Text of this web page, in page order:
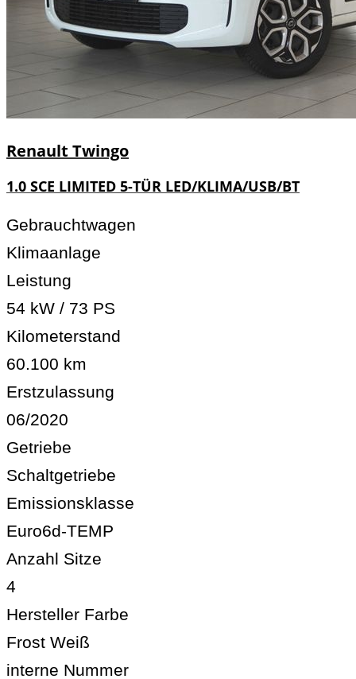
Renault Twingo
1.0 SCE LIMITED 5-TÜR LED/KLIMA/USB/BT
Gebrauchtwagen
Klimaanlage
Leistung
54 kW / 73 PS
Kilometerstand
60.100 km
Erstzulassung
06/2020
Getriebe
Schaltgetriebe
Emissionsklasse
Euro6d-TEMP
Anzahl Sitze
4
Hersteller Farbe
Frost Weiß
interne Nummer